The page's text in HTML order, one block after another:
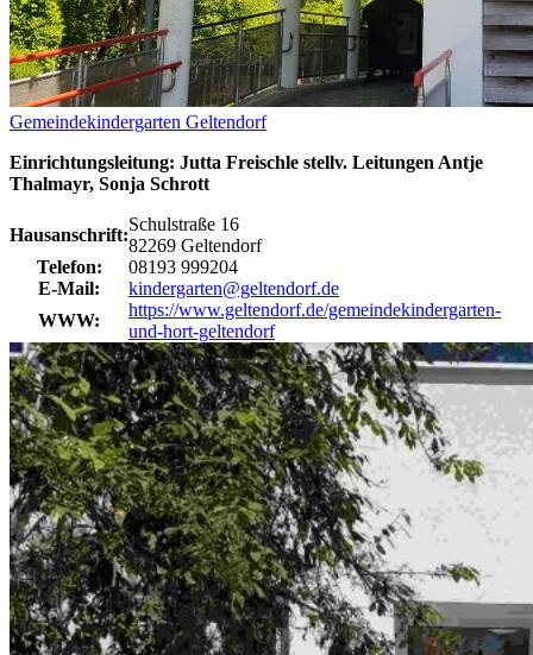
Gemeindekindergarten Geltendorf
Einrichtungsleitung: Jutta Freischle stellv. Leitungen Antje
Thalmayr, Sonja Schrott
Hausanschrift:
Schulstraße 16
82269 Geltendorf
Telefon:
08193 999204
E-Mail:
kindergarten@geltendorf.de
WWW:
https://www.geltendorf.de/gemeindekindergarten-
und-hort-geltendorf